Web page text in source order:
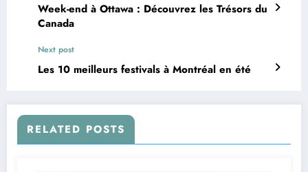
Week-end à Ottawa : Découvrez les Trésors du
Canada
Next post
Les 10 meilleurs festivals à Montréal en été
RELATED POSTS